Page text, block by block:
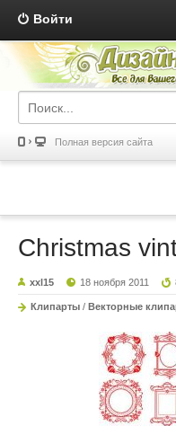
Войти
Полная версия сайта
Christmas
xxl15 18 ноября 2011
Клипарты / Векторные